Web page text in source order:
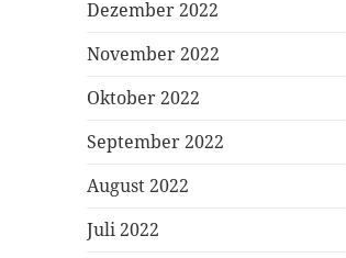
Dezember 2022
November 2022
Oktober 2022
September 2022
August 2022
Juli 2022